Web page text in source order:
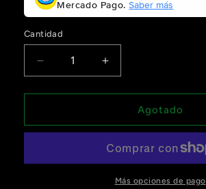
Mercado Pago.Saber más
Cantidad
Reducir
cantidad
para
Nox
Hybrid
Aumentar
cantidad
para
Nox
Pro
Hybrid
3K
Agotado
Más opciones de pago